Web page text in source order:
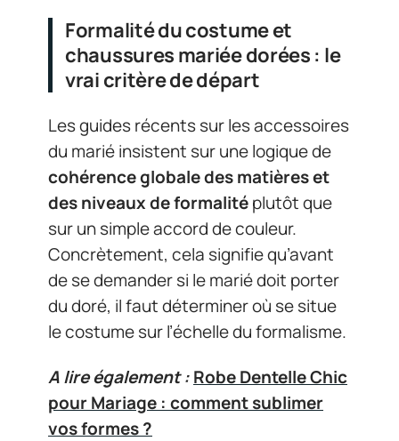
Formalité du costume et
chaussures mariée dorées : le
vrai critère de départ
Les guides récents sur les accessoires
du marié insistent sur une logique de
cohérence globale des matières et
des niveaux de formalitéplutôt que
sur un simple accord de couleur.
Concrètement, cela signifie qu’avant
de se demander si le marié doit porter
du doré, il faut déterminer où se situe
le costume sur l’échelle du formalisme.
A lire également :Robe Dentelle Chic
pour Mariage : comment sublimer
vos formes ?